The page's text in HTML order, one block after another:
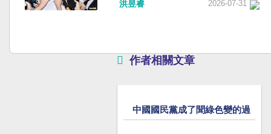
洪昱睿 2026-07-31
作者相關文章
中國國民黨成了聞綠色變的過
敏三郎